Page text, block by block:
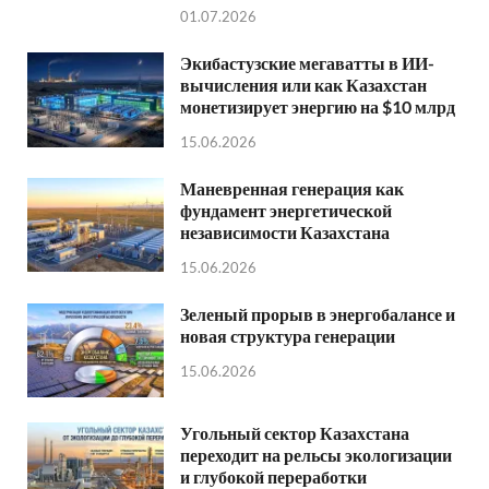
01.07.2026
Экибастузские мегаватты в ИИ-
вычисления или как Казахстан
монетизирует энергию на $10 млрд
15.06.2026
Маневренная генерация как
фундамент энергетической
независимости Казахстана
15.06.2026
Зеленый прорыв в энергобалансе и
новая структура генерации
15.06.2026
Угольный сектор Казахстана
переходит на рельсы экологизации
и глубокой переработки